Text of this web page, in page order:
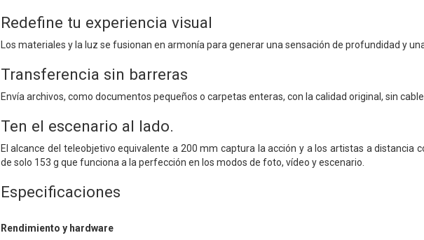
Redefine tu experiencia visual
Los materiales y la luz se fusionan en armonía para generar una sensación de profundidad y
Transferencia sin barreras
Envía archivos, como documentos pequeños o carpetas enteras, con la calidad original, sin
Ten el escenario al lado.
El alcance del teleobjetivo equivalente a 200 mm captura la acción y a los artistas a distancia
de solo 153 g que funciona a la perfección en los modos de foto, vídeo y escenario.
Especificaciones
Rendimiento y hardware